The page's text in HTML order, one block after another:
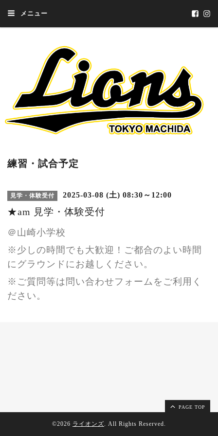
メニュー
練習・試合予定
見学・体験受付 2025-03-08 (土) 08:30～12:00
★am 見学・体験受付
＠山崎小学校
※少しの時間でも大歓迎！ご都合のよい時間
にグラウンドにお越しください。
※ご質問等は問い合わせフォームをご利用く
ださい。
PAGE TOP
©2026 ライオンズ. All Rights Reserved.